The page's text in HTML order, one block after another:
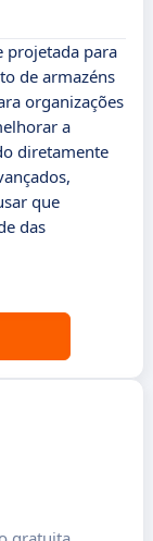
projetada para
de armazéns
organizações
a
diretamente
que
das